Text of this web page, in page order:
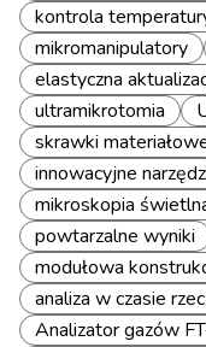
kontrola
mikromanipulatory
elastyczna
ultramikrotomia
skrawki
innowacyjne
mikroskopia
powtarzalne wyniki
modułowa
analiza w czasie
Analizator gazów